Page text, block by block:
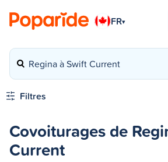
FR▾
Regina à Swift Current
Filtres
Covoiturages de
Current